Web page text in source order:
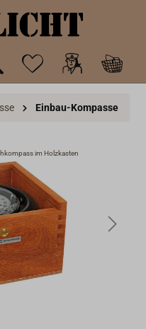
Einbau-Kompasse
im Holzkasten